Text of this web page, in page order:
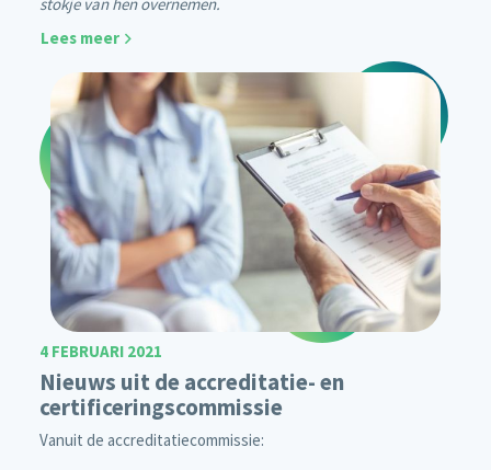
Lees meer
4 FEBRUARI 2021
Nieuws uit de accreditatie- en
certificeringscommissie
Vanuit de accreditatiecommissie: